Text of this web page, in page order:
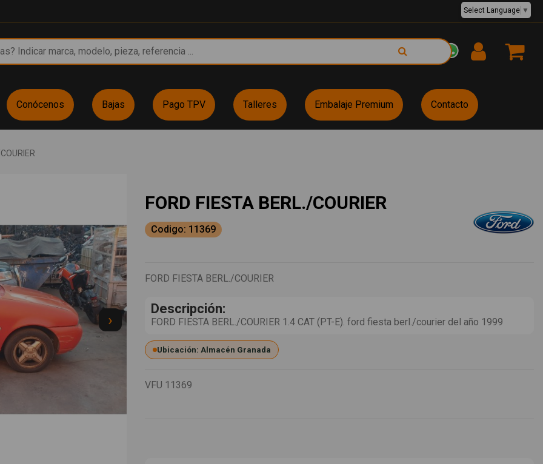
EUR €
Select Language ▼
Conócenos Bajas Pago TPV Talleres Embalaje Premium Contacto
›
FORD FIESTA BERL./COURIER
Codigo: 11369
FORD FIESTA BERL./COURIER
Descripción:
FORD FIESTA BERL./COURIER 1.4 CAT (PT-E). ford fiesta berl./courier del año 1999
Ubicación: Almacén Granada
VFU 11369